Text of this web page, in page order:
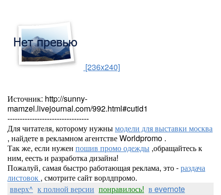
[236x240]
Источник: http://sunny-
mamzel.livejournal.com/992.html#cutid1
---------------------------------
Для читателя, которому нужнымодели для выставки москва
, найдете в рекламном агентстве Worldpromo .
Так же, если нужен пошив промо одежды ,обращайтесь к
ним, еесть и разработка дизайна!
Пожалуй, самая быстро работающая реклама, это -раздача
листовок , смотрите сайт ворлдпромо.
вверх^ к полной версии понравилось! в evernote